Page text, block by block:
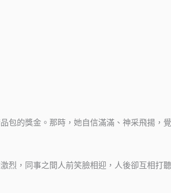
包的獎金。那時，她自信滿滿、神采飛揚，
烈，同事之間人前笑臉相迎，人後卻互相打